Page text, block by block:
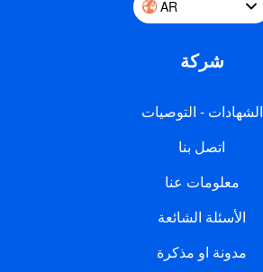
AR
شركة
الشهادات - التوصيات
اتصل بنا
معلومات عنا
الأسئلة الشائعة
مدونة او مذكرة